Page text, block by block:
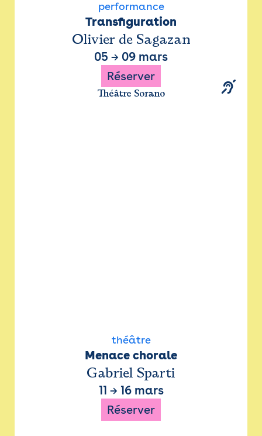
performance
Transfiguration
Olivier de Sagazan
05 → 09 mars
Réserver
Théâtre Sorano
théâtre
Menace chorale
Gabriel Sparti
11 → 16 mars
Réserver